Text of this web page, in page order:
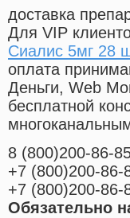
доставка
Для VIP
Сиалис 5мг 28
оплата
Деньги, Web
бесплатной
8 (800)200-86-
+7 (800)200-86-
+7 (800)200-86-
Обязательно